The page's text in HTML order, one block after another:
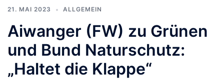
21. MAI 2023 ALLGEMEIN
Aiwanger (FW) zu Grünen
und Bund Naturschutz:
„Haltet die Klappe“